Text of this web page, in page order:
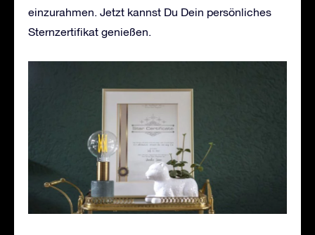
einzurahmen. Jetzt kannst Du Dein persönliches
Sternzertifikat genießen.